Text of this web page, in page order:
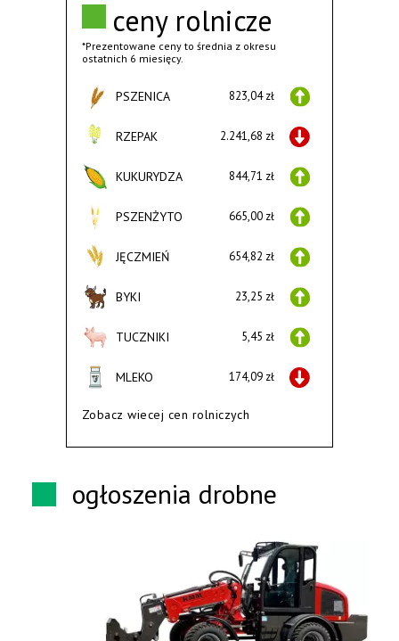
ceny rolnicze
*Prezentowane ceny to średnia z okresu
ostatnich 6 miesięcy.
PSZENICA 823,04 zł
RZEPAK 2.241,68 zł
KUKURYDZA 844,71 zł
PSZENŻYTO 665,00 zł
JĘCZMIEŃ 654,82 zł
BYKI 23,25 zł
TUCZNIKI 5,45 zł
MLEKO 174,09 zł
Zobacz wiecej cen rolniczych
ogłoszenia drobne